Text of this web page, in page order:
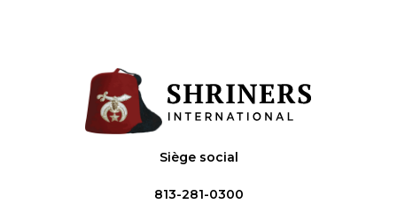
Siège social
813-281-0300